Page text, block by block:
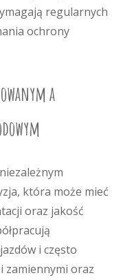
regularnych
ochrony
a
która może mieć
oraz jakość
i często
zamiennymi oraz